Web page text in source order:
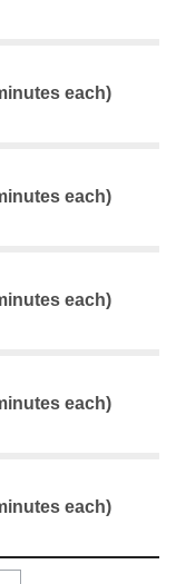
each)
each)
each)
each)
each)